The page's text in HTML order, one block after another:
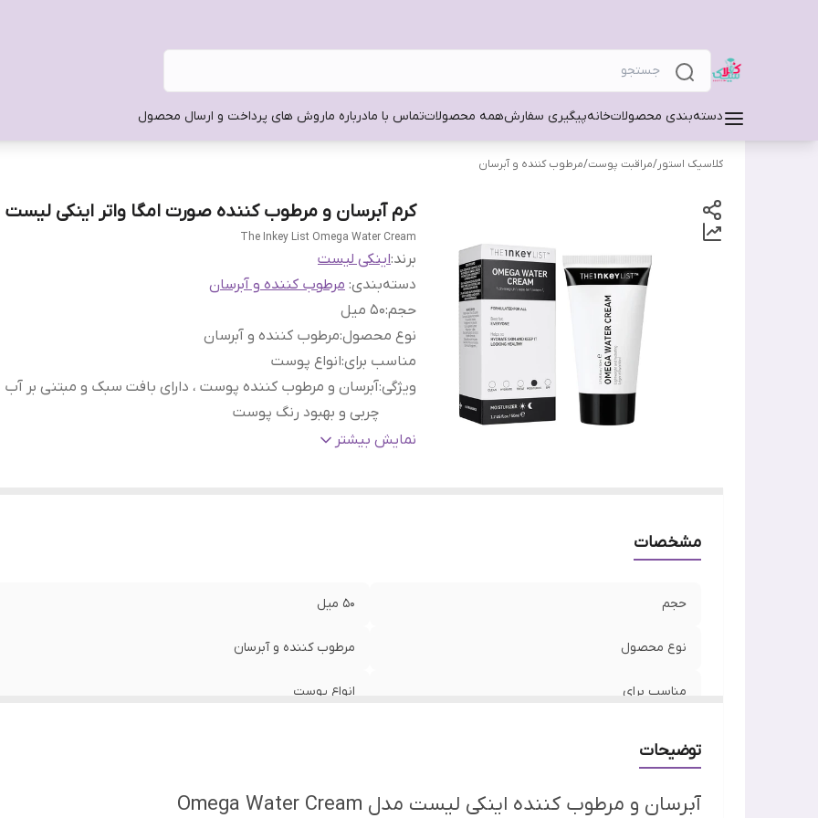
دسته‌بندی محصولاتخانهپیگیری سفارشهمه محصولاتتماس با مادرباره ماروش های پرداخت و ارسال محصول
کلاسیک استور/مراقبت پوست/مرطوب کننده و آبرسان
کرم آبرسان و مرطوب کننده صورت امگا واتر اینکی لیست
The Inkey List Omega Water Cream
برند:اینکی لیست
دسته‌بندی: مرطوب کننده و آبرسان
حجم:50 میل
نوع محصول:مرطوب کننده و آبرسان
مناسب برای:انواع پوست
ویژگی:آبرسان و مرطوب کننده پوست ، دارای بافت سبک و مبتنی بر آب
چربی و بهبود رنگ پوست
کشور مبدا برند:انگلستان نمایش بیشتر
مشخصات
حجم 50 میل
نوع محصول مرطوب کننده و آبرسان
مناسب برای انواع پوست
توضیحات
آبرسان و مرطوب کننده اینکی لیست مدل Omega Water Cream